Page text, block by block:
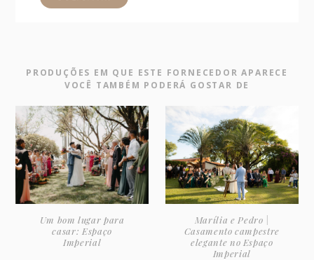
PRODUÇÕES EM QUE ESTE FORNECEDOR APARECE
VOCÊ TAMBÉM PODERÁ GOSTAR DE
Um bom lugar para
casar: Espaço
Imperial
Marília e Pedro |
Casamento campestre
elegante no Espaço
Imperial